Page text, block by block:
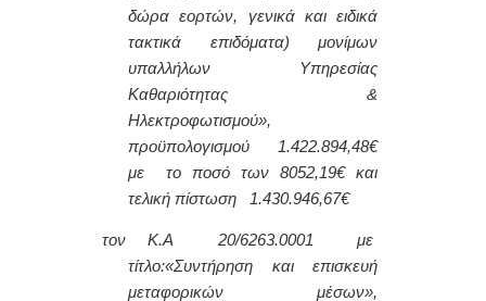
δώρα εορτών, γενικά και ειδικά
τακτικά επιδόματα) μονίμων
υπαλλήλων Υπηρεσίας
Καθαριότητας &
Ηλεκτροφωτισμού»,
προϋπολογισμού 1.422.894,48€
με το ποσό των 8052,19€ και
τελική πίστωση 1.430.946,67€
τον Κ.Α 20/6263.0001 με
τίτλο:«Συντήρηση και επισκευή
μεταφορικών μέσων»,